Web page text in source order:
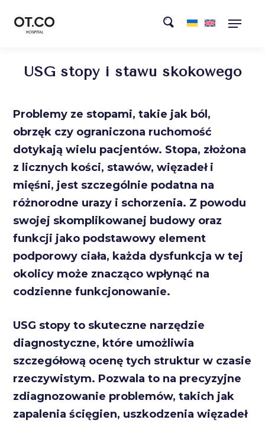
USG stopy i stawu skokowego
Problemy ze stopami, takie jak ból,
obrzęk czy ograniczona ruchomość
dotykają wielu pacjentów. Stopa, złożona
z licznych kości, stawów, więzadeł i
mięśni, jest szczególnie podatna na
różnorodne urazy i schorzenia. Z powodu
swojej skomplikowanej budowy oraz
funkcji jako podstawowy element
podporowy ciała, każda dysfunkcja w tej
okolicy może znacząco wpłynąć na
codzienne funkcjonowanie.
USG stopy to skuteczne narzędzie
diagnostyczne, które umożliwia
szczegółową ocenę tych struktur w czasie
rzeczywistym. Pozwala to na precyzyjne
zdiagnozowanie problemów, takich jak
zapalenia ścięgien, uszkodzenia więzadeł